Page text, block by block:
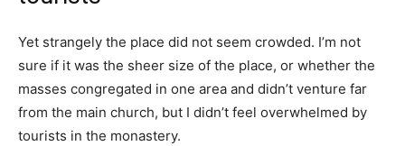
Yet strangely the place did not seem crowded. I’m not
sure if it was the sheer size of the place, or whether the
masses congregated in one area and didn’t venture far
from the main church, but I didn’t feel overwhelmed by
tourists in the monastery.